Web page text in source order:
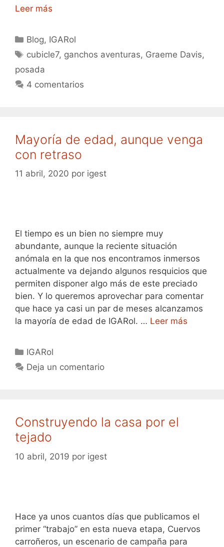
Leer más
Categorías
Blog, IGARol
Etiquetas
cubicle7, ganchos aventuras, Graeme Davis,
posada
4 comentarios
Mayoría de edad, aunque venga
con retraso
11 abril, 2020 por igest
El tiempo es un bien no siempre muy
abundante, aunque la reciente situación
anómala en la que nos encontramos inmersos
actualmente va dejando algunos resquicios que
permiten disponer algo más de este preciado
bien. Y lo queremos aprovechar para comentar
que hace ya casi un par de meses alcanzamos
la mayoría de edad de IGARol. … Leer más
Categorías
IGARol
Deja un comentario
Construyendo la casa por el
tejado
10 abril, 2019 por igest
Hace ya unos cuantos días que publicamos el
primer “trabajo” en esta nueva etapa, Cuervos
carroñeros, un escenario de campaña para